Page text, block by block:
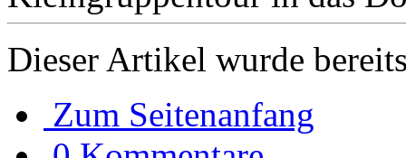
Dieser Artikel wurde
Zum Seitenanfang